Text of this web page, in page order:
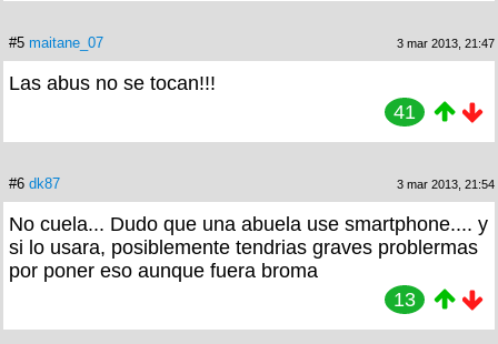
#5 maitane_07 3 mar 2013, 21:47
Las abus no se tocan!!!
41
#6 dk87 3 mar 2013, 21:54
No cuela... Dudo que una abuela use smartphone.... y
si lo usara, posiblemente tendrias graves problermas
por poner eso aunque fuera broma
13